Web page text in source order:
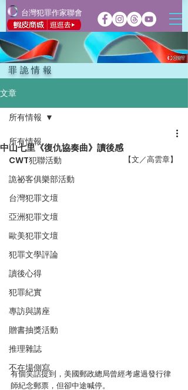
台灣犯罪作家聯會
罪詭情報
文章
所有情報
CWT犯聯活動
詭祕客俱樂部活動
台灣犯罪文壇
亞洲犯罪文壇
歐美犯罪文壇
犯罪文學評論
讀後心得
犯罪紀實
專訪與講座
贈書抽獎活動
推理雜誌
不在場側寫
所有情報
中山七里《復仇協奏曲》讀後感
【文／高雲章】
有個笑話提到，美國郵政總局曾經考慮過發行律
師紀念郵票，但卻中途喊停。